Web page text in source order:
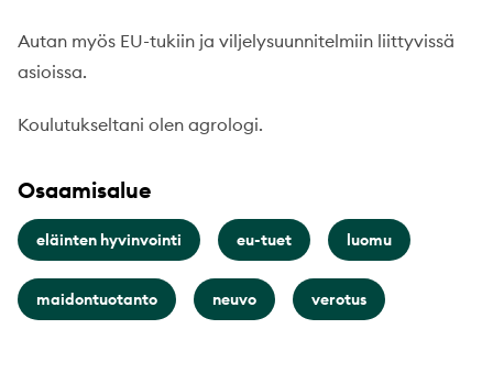
Autan myös EU-tukiin ja viljelysuunnitelmiin liittyvissä
asioissa.
Koulutukseltani olen agrologi.
Osaamisalue
eläinten hyvinvointi eu-tuet luomu
maidontuotanto neuvo verotus